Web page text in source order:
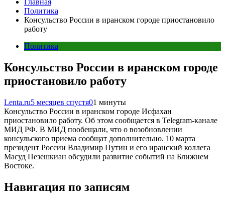
Политика
Консульство России в иранском городе приостановило
работу
Политика
Консульство России в иранском городе
приостановило работу
Lenta.ru5 месяцев спустя01 минуты
Консульство России в иранском городе Исфахан
приостановило работу. Об этом сообщается в Telegram-канале
МИД РФ. В МИД пообещали, что о возобновлении
консульского приема сообщат дополнительно. 10 марта
президент России Владимир Путин и его иранский коллега
Масуд Пезешкиан обсудили развитие событий на Ближнем
Востоке.
Навигация по записям